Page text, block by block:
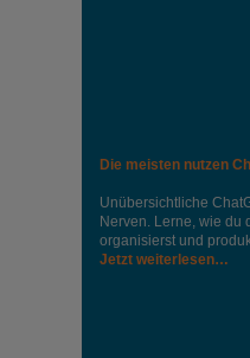
Die meisten nutzen
Unübersichtliche
Nerven. Lerne, wie du
organisierst und
Jetzt weiterlesen…